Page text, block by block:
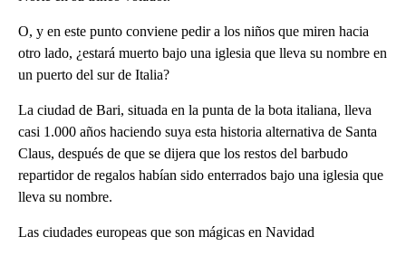
O, y en este punto conviene pedir a los niños que miren hacia
otro lado, ¿estará muerto bajo una iglesia que lleva su nombre en
un puerto del sur de Italia?
La ciudad de Bari, situada en la punta de la bota italiana, lleva
casi 1.000 años haciendo suya esta historia alternativa de Santa
Claus, después de que se dijera que los restos del barbudo
repartidor de regalos habían sido enterrados bajo una iglesia que
lleva su nombre.
Las ciudades europeas que son mágicas en Navidad